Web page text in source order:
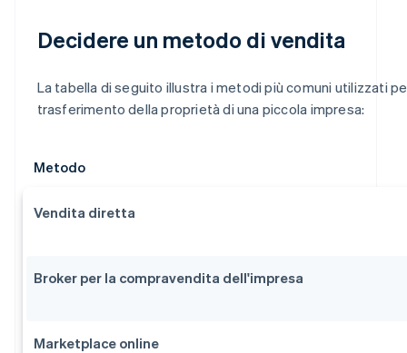
Decidere un metodo di vendita
La tabella di seguito illustra i metodi più comuni utilizzati
trasferimento della proprietà di una piccola impresa:
Metodo
Vendita diretta
Broker per la compravendita dell'impresa
Marketplace online